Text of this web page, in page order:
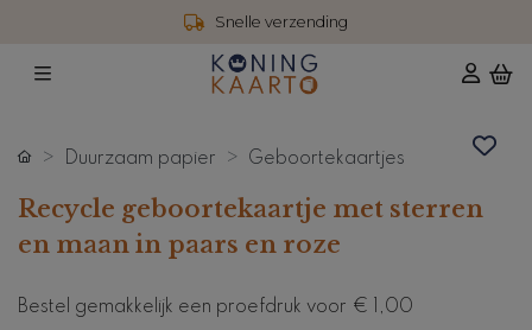
Snelle verzending
Duurzaam papier Geboortekaartjes
Recycle geboortekaartje met sterren
en maan in paars en roze
Bestel gemakkelijk een proefdruk voor € 1,00